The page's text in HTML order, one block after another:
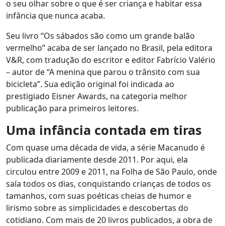
o seu olhar sobre o que é ser criança e habitar essa
infância que nunca acaba.
Seu livro “Os sábados são como um grande balão
vermelho” acaba de ser lançado no Brasil, pela editora
V&R, com tradução do escritor e editor Fabrício Valério
– autor de “A menina que parou o trânsito com sua
bicicleta”. Sua edição original foi indicada ao
prestigiado Eisner Awards, na categoria melhor
publicação para primeiros leitores.
Uma infância contada em tiras
Com quase uma década de vida, a série Macanudo é
publicada diariamente desde 2011. Por aqui, ela
circulou entre 2009 e 2011, na Folha de São Paulo, onde
saía todos os dias, conquistando crianças de todos os
tamanhos, com suas poéticas cheias de humor e
lirismo sobre as simplicidades e descobertas do
cotidiano. Com mais de 20 livros publicados, a obra de